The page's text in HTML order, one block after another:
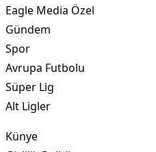
Eagle Media Özel
Gündem
Spor
Avrupa Futbolu
Süper Lig
Alt Ligler
Künye